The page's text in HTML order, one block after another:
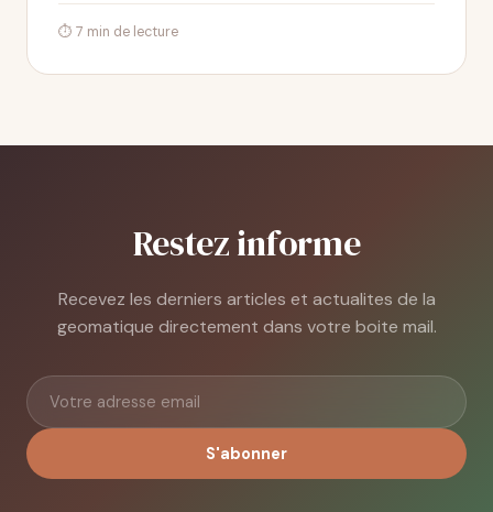
⏱ 7 min de lecture
Restez informe
Recevez les derniers articles et actualites de la
geomatique directement dans votre boite mail.
S'abonner